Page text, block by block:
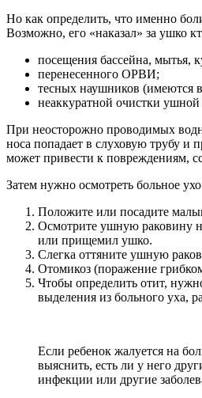
Но как определить, что именно
Возможно, его «наказал» за ушко
посещения бассейна, мытья,
перенесенного ОРВИ;
тесных наушников (имеются
неаккуратной очистки
При неосторожно проводимых
носа попадает в слуховую трубу
может привести к повреждениям,
Затем нужно осмотреть больное
Положите или посадите
Осмотрите ушную раковину
или прищемил ушко.
Слегка оттяните ушную
Отомикоз (поражение
Чтобы определить отит,
выделения из больного уха,
Если ребенок жалуется на
выяснить, есть ли у него
инфекции или другие